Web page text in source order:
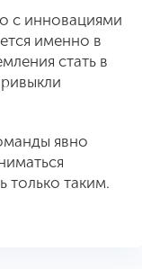
с инновациями
именно в
стать в
явно
только таким.